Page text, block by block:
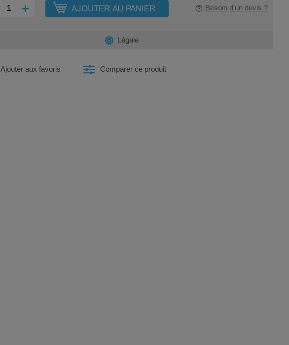
+ AJOUTER AU PANIER Besoin d’un devis ?
Ajouter aux favoris Comparer ce produit
Légale